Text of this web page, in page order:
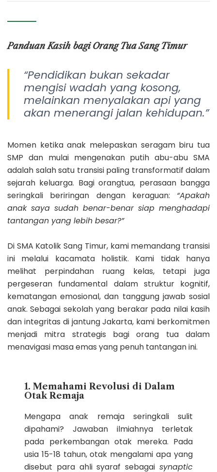
Panduan Kasih bagi Orang Tua Sang Timur
“Pendidikan bukan sekadar
mengisi wadah yang kosong,
melainkan menyalakan api yang
akan menerangi jalan kehidupan.”
Momen ketika anak melepaskan seragam biru tua
SMP dan mulai mengenakan putih abu-abu SMA
adalah salah satu transisi paling transformatif dalam
sejarah keluarga. Bagi orangtua, perasaan bangga
seringkali beriringan dengan keraguan: “Apakah
anak saya sudah benar-benar siap menghadapi
tantangan yang lebih besar?”
Di SMA Katolik Sang Timur, kami memandang transisi
ini melalui kacamata holistik. Kami tidak hanya
melihat perpindahan ruang kelas, tetapi juga
pergeseran fundamental dalam struktur kognitif,
kematangan emosional, dan tanggung jawab sosial
anak. Sebagai sekolah yang berakar pada nilai kasih
dan integritas di jantung Jakarta, kami berkomitmen
menjadi mitra strategis bagi orang tua dalam
menavigasi masa emas yang penuh tantangan ini.
1. Memahami Revolusi di Dalam
Otak Remaja
Mengapa anak remaja seringkali sulit
dipahami? Jawaban ilmiahnya terletak
pada perkembangan otak mereka. Pada
usia 15-18 tahun, otak mengalami apa yang
disebut para ahli syaraf sebagai synaptic